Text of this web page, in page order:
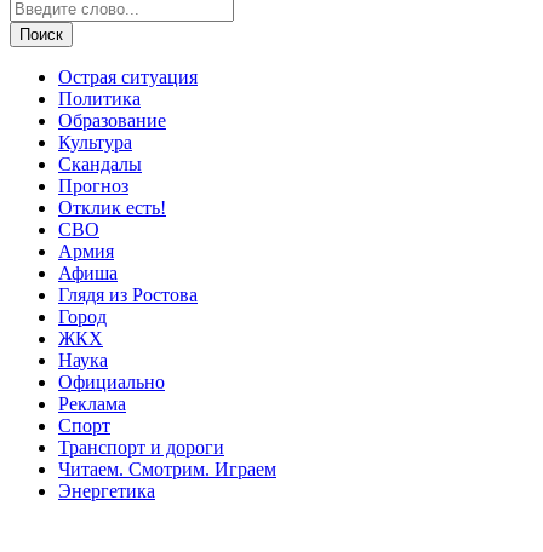
Острая ситуация
Политика
Образование
Культура
Скандалы
Прогноз
Отклик есть!
СВО
Армия
Афиша
Глядя из Ростова
Город
ЖКХ
Наука
Официально
Реклама
Спорт
Транспорт и дороги
Читаем. Смотрим. Играем
Энергетика